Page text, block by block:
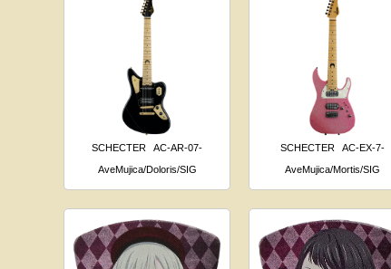
SCHECTER
AC-AR-07-
AveMujica/Doloris/SIG
SCHECTER
AC-EX-7-
AveMujica/Mortis/SIG